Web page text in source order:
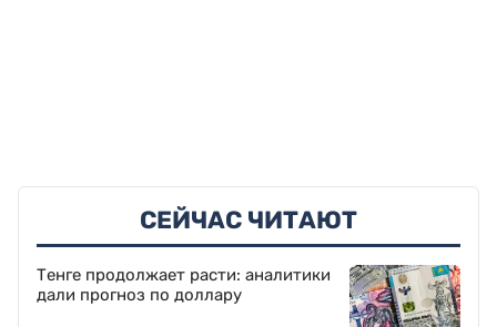
СЕЙЧАС ЧИТАЮТ
Тенге продолжает расти: аналитики
дали прогноз по доллару